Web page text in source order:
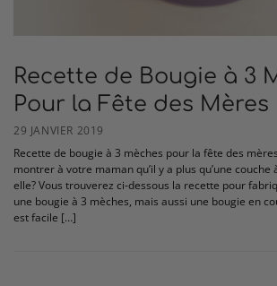
Recette de Bougie à 3
Pour la Fête des Mères
29 JANVIER 2019
Recette de bougie à 3 mèches pour la fête des
montrer à votre maman qu’il y a plus qu’une
elle? Vous trouverez ci-dessous la recette pour
une bougie à 3 mèches, mais aussi une bougie en
est facile […]